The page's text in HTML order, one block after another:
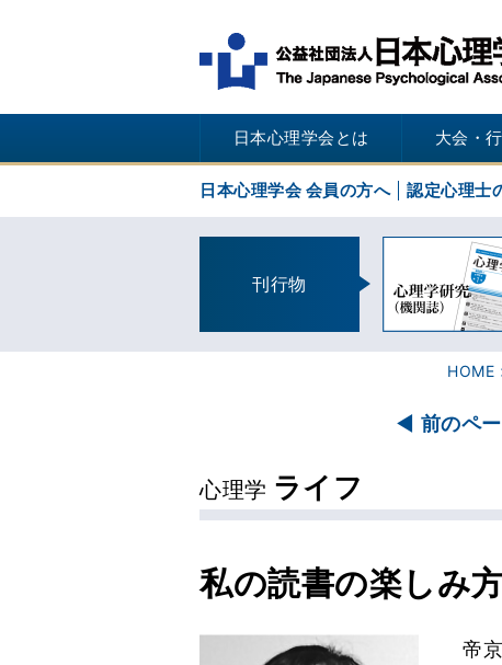
日本心理学会とは 大会・
日本心理学会 会員の方へ 認定心理士
刊行物
HOME
前のペ
心理学 ライフ
私の読書の楽しみ
帝